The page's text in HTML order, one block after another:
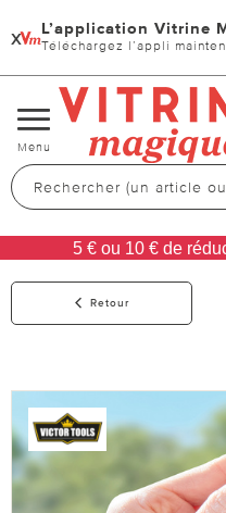
x L’application Vitrine
Téléchargez l’appli
Changer
de
navigation
Menu
5 € ou 10 € de
Retour